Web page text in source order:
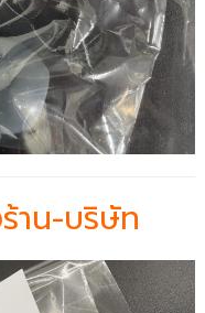
าน-บริษัท